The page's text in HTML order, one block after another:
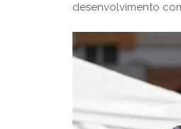
desenvolvimento